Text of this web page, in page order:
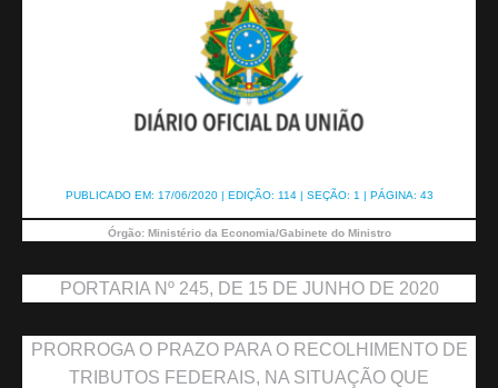
PUBLICADO EM: 17/06/2020 | EDIÇÃO: 114 | SEÇÃO: 1 | PÁGINA: 43
Órgão: Ministério da Economia/Gabinete do Ministro
PORTARIA Nº 245, DE 15 DE JUNHO DE 2020
PRORROGA O PRAZO PARA O RECOLHIMENTO DE
TRIBUTOS FEDERAIS, NA SITUAÇÃO QUE